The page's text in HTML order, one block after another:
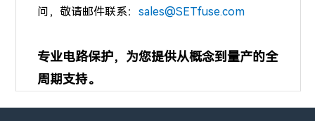
问，敬请邮件联系：sales@SETfuse.com
专业电路保护，为您提供从概念到量产的全
周期支持。